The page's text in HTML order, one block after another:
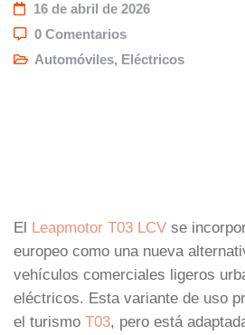
16 de abril de 2026
0 Comentarios
Automóviles, Eléctricos
El Leapmotor T03 LCV se
europeo como una nueva
vehículos comerciales ligeros
eléctricos. Esta variante de uso
el turismo T03, pero está